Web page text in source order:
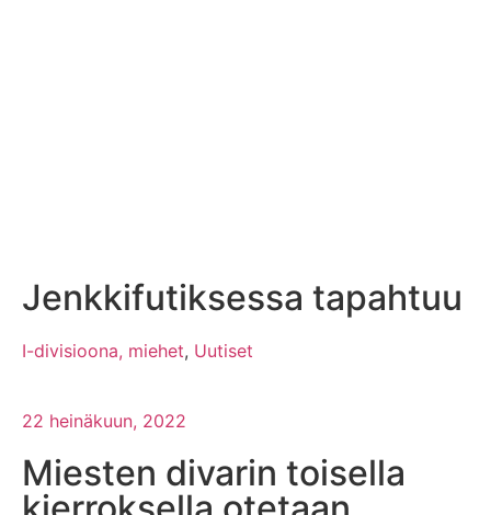
Jenkkifutiksessa tapahtuu
I-divisioona, miehet, Uutiset
22 heinäkuun, 2022
Miesten divarin toisella